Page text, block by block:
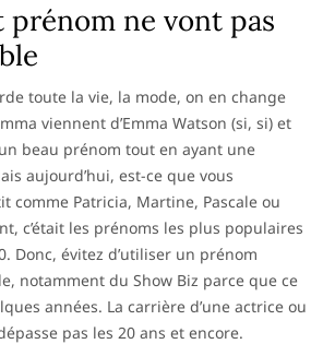
prénom ne vont pas
toute la vie, la mode, on en change
viennent d’Emma Watson (si, si) et
un beau prénom tout en ayant une
aujourd’hui, est-ce que vous
comme Patricia, Martine, Pascale ou
c’était les prénoms les plus populaires
Donc, évitez d’utiliser un prénom
notamment du Show Biz parce que ce
années. La carrière d’une actrice ou
pas les 20 ans et encore.